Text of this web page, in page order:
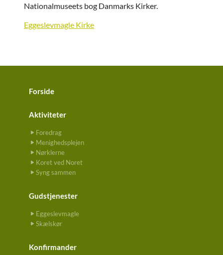
Nationalmuseets bog Danmarks Kirker.
Eggeslevmagle Kirke
Forside
Aktiviteter
Foredrag
Menighedsplejen
Nørklerne
Koret ved Noret
Syng sammen
Gudstjenester
Eggeslevmagle
Skælskør
Konfirmander